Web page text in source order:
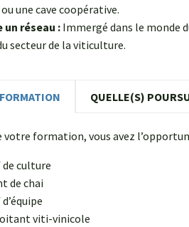
une cave coopérative.
un réseau : Immergé dans le monde
secteur de la viticulture.
QUELLE(S)
votre formation, vous avez
de culture
de chai
viti-vinicole